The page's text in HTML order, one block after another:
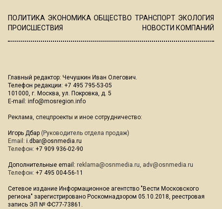
ПОЛИТИКА ЭКОНОМИКА ОБЩЕСТВО ТРАНСПОРТ ЭКОЛОГИЯ
ПРОИСШЕСТВИЯ
НОВОСТИ КОМПАНИЙ
Главный редактор: Чечушкин Иван Олегович.
Телефон редакции: +7 495 795-53-05
101000, г. Москва, ул. Покровка, д. 5
E-mail: info@mosregion.info
Реклама, спецпроекты и иное сотрудничество:
Игорь Дбар (Руководитель отдела продаж)
Email: i.dbar@osnmedia.ru
Телефон: +7 909 936-02-90
Дополнительные email: reklama@osnmedia.ru, adv@osnmedia.ru
Телефон: +7 495 004-56-11
Сетевое издание Информационное агентство "Вести Московского
региона" зарегистрировано Роскомнадзором 05.10.2018, реестровая
запись ЭЛ № ФС77-73861.